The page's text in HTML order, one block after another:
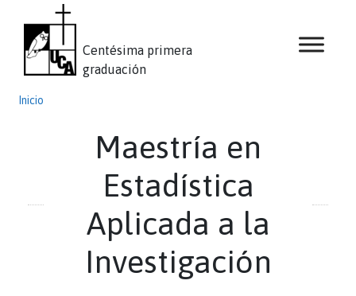
Centésima primera
graduación
Inicio
Maestría en
Estadística
Aplicada a la
Investigación